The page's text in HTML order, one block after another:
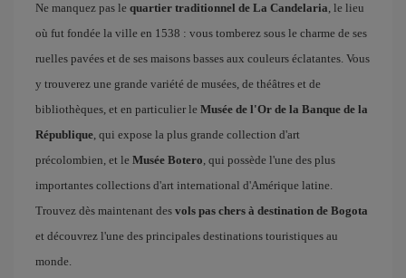
Ne manquez pas le quartier traditionnel de La Candelaria, le lieu
où fut fondée la ville en 1538 : vous tomberez sous le charme de ses
ruelles pavées et de ses maisons basses aux couleurs éclatantes. Vous
y trouverez une grande variété de musées, de théâtres et de
bibliothèques, et en particulier le Musée de l'Or de la Banque de la
République, qui expose la plus grande collection d'art
précolombien, et le Musée Botero, qui possède l'une des plus
importantes collections d'art international d'Amérique latine.
Trouvez dès maintenant des vols pas chers à destination de Bogota
et découvrez l'une des principales destinations touristiques au
monde.